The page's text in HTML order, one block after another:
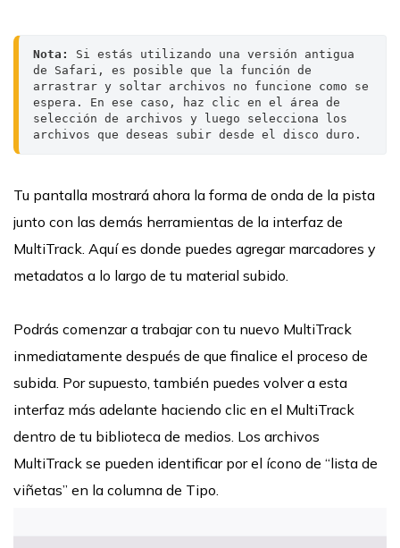
Nota:
Si estás utilizando una versión antigua
de Safari, es posible que la función de
arrastrar y soltar archivos no funcione como se
espera. En ese caso, haz clic en el área de
selección de archivos y luego selecciona los
archivos que deseas subir desde el disco duro.
Tu pantalla mostrará ahora la forma de onda de la pista
junto con las demás herramientas de la interfaz de
MultiTrack. Aquí es donde puedes agregar marcadores y
metadatos a lo largo de tu material subido.
Podrás comenzar a trabajar con tu nuevo MultiTrack
inmediatamente después de que finalice el proceso de
subida. Por supuesto, también puedes volver a esta
interfaz más adelante haciendo clic en el MultiTrack
dentro de tu biblioteca de medios. Los archivos
MultiTrack se pueden identificar por el ícono de “lista de
viñetas” en la columna de Tipo.